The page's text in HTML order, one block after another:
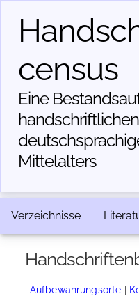
census
Eine
Mittelalters
Verzeichnisse
Aufbewahrungsorte |